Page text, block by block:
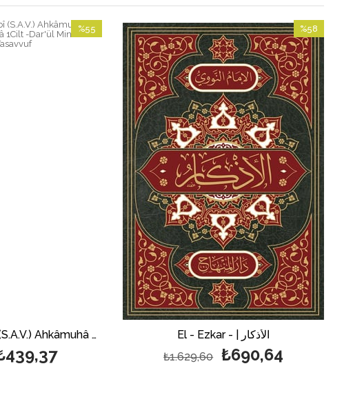
Es Salât Alen Nebî (S.A.V.) Ahkâmuhâ Fezâiluhâ Fevâiduhâ 1 Cilt | الصلاة على النبي ص
%55
El - Ezkar - | الأذكار
₺690,64
₺1.629,60
%58
İndirim
%58İndirim